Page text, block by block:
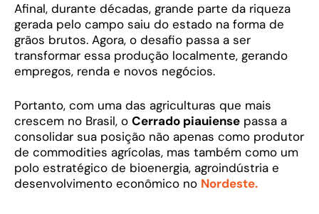
Afinal, durante décadas, grande parte da riqueza
gerada pelo campo saiu do estado na forma de
grãos brutos. Agora, o desafio passa a ser
transformar essa produção localmente, gerando
empregos, renda e novos negócios.
Portanto, com uma das agriculturas que mais
crescem no Brasil, o Cerrado piauiense passa a
consolidar sua posição não apenas como produtor
de commodities agrícolas, mas também como um
polo estratégico de bioenergia, agroindústria e
desenvolvimento econômico no Nordeste.